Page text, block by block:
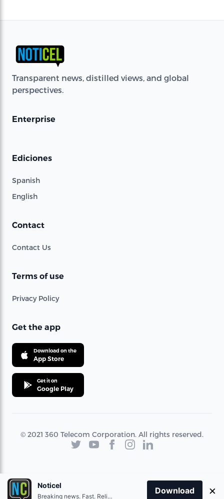
Transparent news, distilled views, and global
perspectives.
Enterprise
Ediciones
Spanish
English
Contact
Contact Us
Terms of use
Privacy Policy
Get the app
Download on the
App Store
Get it on
Google Play
© 2021 360 Telecom Corporation. All rights reserved.
Noticel
Breaking news. Fast. Reliable.
Download ×